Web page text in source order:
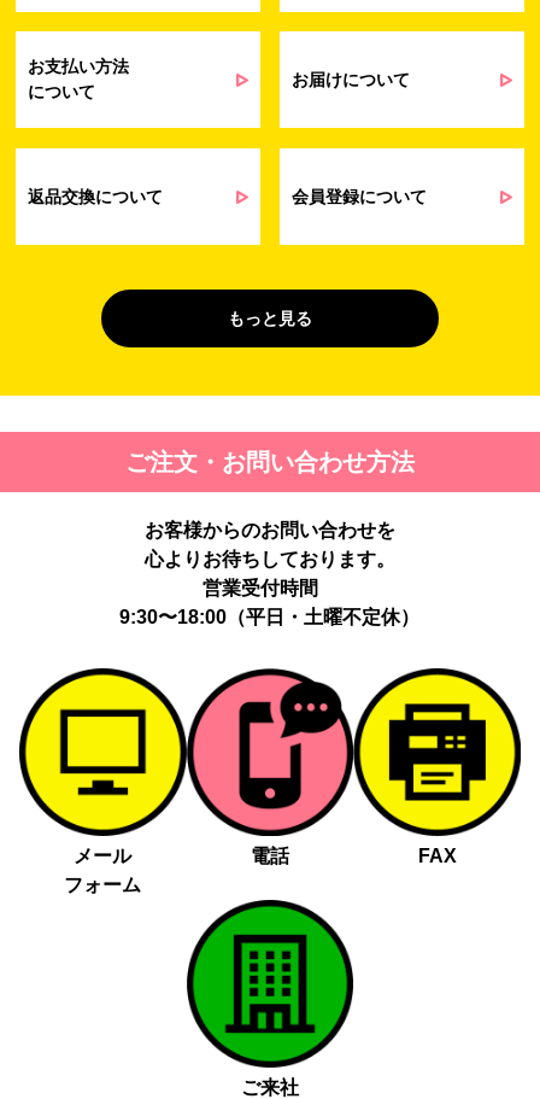
は営業およびマーケティング活動（セミナ
ターなど）に関連する情報を、電子メー
問い合わせへの対応のため
た場合のご対応のため
受託業務
（間接取得）
契約した小売店より委託された先への納
４. 個人情報を第三者に提供することが予定される場合の事項
第三者に提供する目的：パーソナライズ広告配信および効果測定・
最適化のため。
提供する個人情報の項目：Cookie 等の識別子、広告 ID、閲覧・行
動履歴、IP、ブラウザ・端末情報、（同意時）メールアドレス等の
提供の手段又は方法：当社ウェブサイトのタグ・SDK・API 等に
よる安全な電送、又は管理コンソールからの連携。
提供先：広告配信事業者（例：Google LLC等）。
個人情報の取り扱いに関する契約：提供先と個人情報取扱い契約
す。
お客様の個人情報は、以下掲げる場合以外に、事前にご本人の同意
無く第三者に提供することはありません。
法令に基づく場合
人の生命、身体又は財産の保護にために必要がある場合であっ
て、本人の同意を得る事が困難であるとき
公衆衛生の向上又は児童の健全な育成の推進のために特に必要
がある場合であって、本人の同意を得る事が困難であるとき
国の機関若しくは地方公共団体又はその委託を受けた者が法令
の定める事務を遂行することに対して協力する必要がある場合
であって、本人の同意を得ることによって当該事務の遂行に支
障を及ぼすおそれがあるとき
お支払い方法
について
お届けについて
返品交換について 会員登録について
もっと見る
ご注文・お問い合わせ方法
お客様からのお問い合わせを
心よりお待ちしております。
営業受付時間
9:30〜18:00（平日・土曜不定休）
メール
フォーム
電話 FAX
ご来社